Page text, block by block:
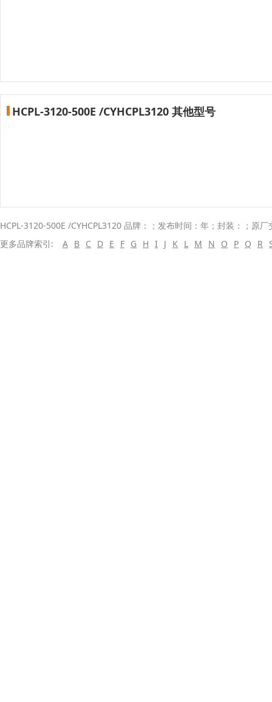
HCPL-3120-500E /CYHCPL3120 其他型号
HCPL-3120-500E /CYHCPL3120 品牌：；发布时间：年；封装：；原
更多品牌索引:
A B C D E F G H I J K L M N O P Q R